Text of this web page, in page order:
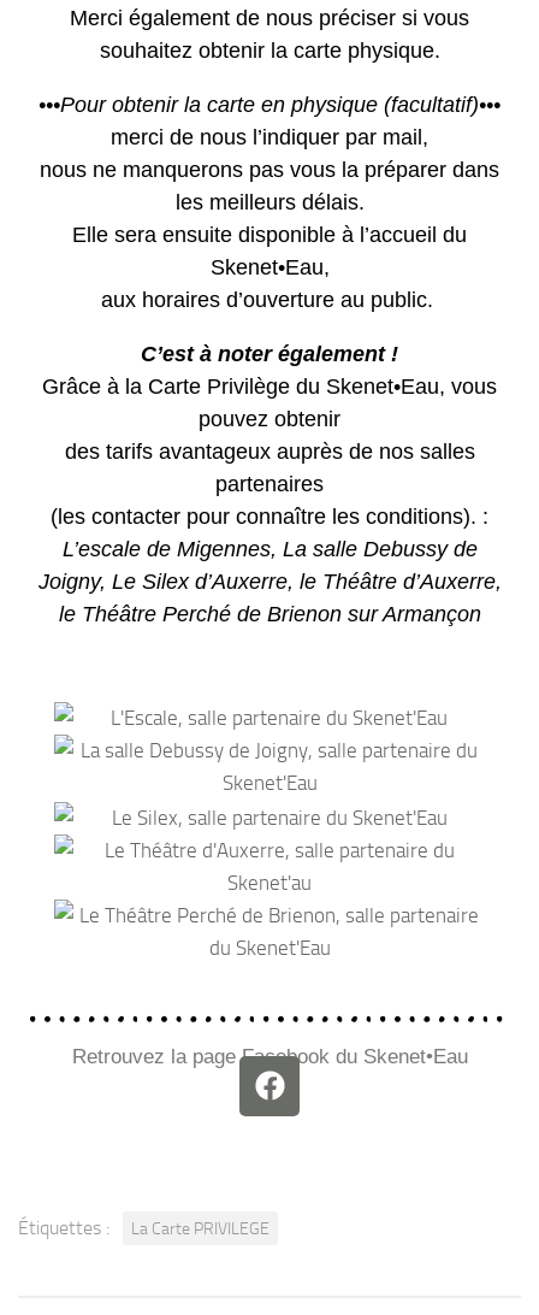
Merci également de nous préciser si vous
souhaitez obtenir la carte physique.
•••Pour obtenir la carte en physique (facultatif)•••
merci de nous l’indiquer par mail,
nous ne manquerons pas vous la préparer dans
les meilleurs délais.
Elle sera ensuite disponible à l’accueil du
Skenet•Eau,
aux horaires d’ouverture au public.
C’est à noter également !
Grâce à la Carte Privilège du Skenet•Eau, vous
pouvez obtenir
des tarifs avantageux auprès de nos salles
partenaires
(les contacter pour connaître les conditions). :
L’escale de Migennes, La salle Debussy de
Joigny, Le Silex d’Auxerre, le Théâtre d’Auxerre,
le Théâtre Perché de Brienon sur Armançon
Retrouvez la page Facebook du Skenet•Eau
Étiquettes : La Carte PRIVILEGE